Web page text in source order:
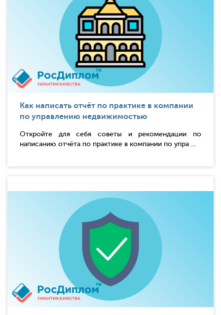
Как написать отчёт по практике в компании
по управлению недвижимостью
Откройте для себя советы и рекомендации по
написанию отчёта по практике в компании по упра ...